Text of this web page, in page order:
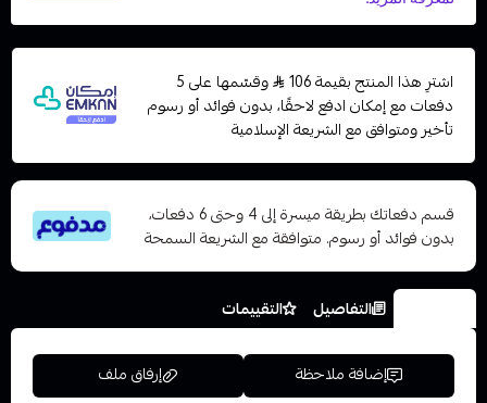
اشترِ هذا المنتج بقيمة 106
وقسّمها على 5
دفعات مع إمكان ادفع لاحقًا، بدون فوائد أو رسوم
تأخير ومتوافق مع الشريعة الإسلامية
قسم دفعاتك بطريقة ميسرة إلى 4 وحتى 6 دفعات،
بدون فوائد أو رسوم. متوافقة مع الشريعة السمحة
التفاصيل التقييمات
إضافة ملاحظة إرفاق ملف